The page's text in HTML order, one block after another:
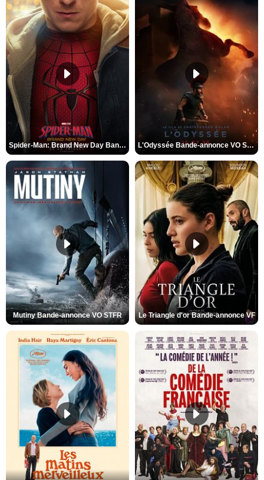
Spider-Man: Brand New Day Bande-annonce VO STFR L'Odyssée Bande-annonce VO STFR
Mutiny Bande-annonce VO STFR Le Triangle d'or Bande-annonce VF